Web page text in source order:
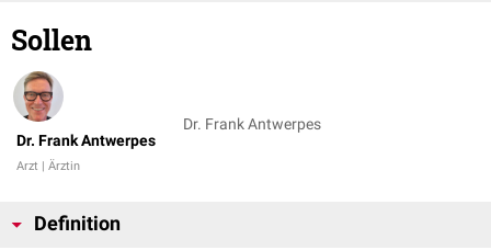
Sollen
Dr. Frank Antwerpes
Arzt | Ärztin
Dr. Frank Antwerpes
Definition